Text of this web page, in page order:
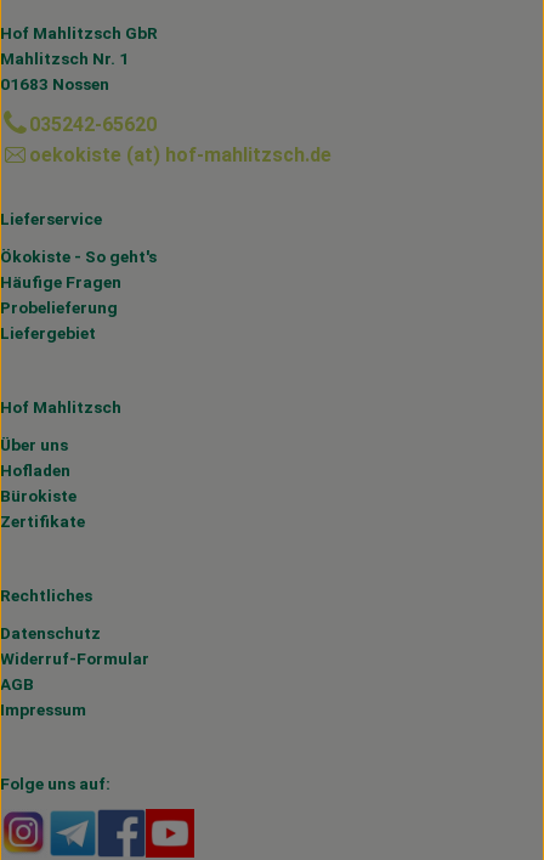
Hof Mahlitzsch GbR
Mahlitzsch Nr. 1
01683 Nossen
035242-65620
oekokiste (at) hof-mahlitzsch.de
Lieferservice
Ökokiste - So geht's
Häufige Fragen
Probelieferung
Liefergebiet
Hof Mahlitzsch
Über uns
Hofladen
Bürokiste
Zertifikate
Rechtliches
Datenschutz
Widerruf-Formular
AGB
Impressum
Folge uns auf:
Externer Link zu https://www.instagram.com/
Externer Link zu https://t.me/s/hofmahlitzsch
Externer Link zu https://www.facebook.com/